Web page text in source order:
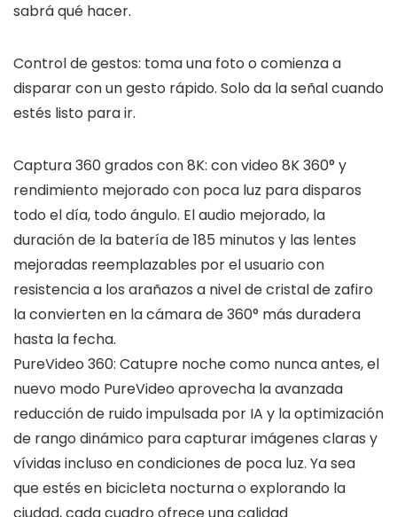
sabrá qué hacer.
Control de gestos: toma una foto o comienza a
disparar con un gesto rápido. Solo da la señal cuando
estés listo para ir.
Captura 360 grados con 8K: con video 8K 360° y
rendimiento mejorado con poca luz para disparos
todo el día, todo ángulo. El audio mejorado, la
duración de la batería de 185 minutos y las lentes
mejoradas reemplazables por el usuario con
resistencia a los arañazos a nivel de cristal de zafiro
la convierten en la cámara de 360° más duradera
hasta la fecha.
PureVideo 360: Catupre noche como nunca antes, el
nuevo modo PureVideo aprovecha la avanzada
reducción de ruido impulsada por IA y la optimización
de rango dinámico para capturar imágenes claras y
vívidas incluso en condiciones de poca luz. Ya sea
que estés en bicicleta nocturna o explorando la